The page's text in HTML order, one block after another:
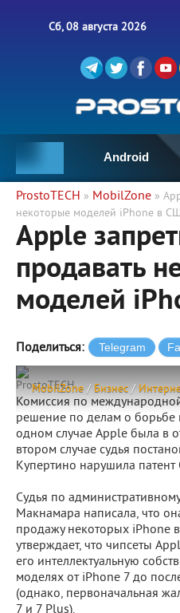
Сб, 08 августа 2026
Android
ProstoTECH » MobilZone »
некоторые моделей iPhone в
Apple
продавать
моделей
Поделиться:
MobilZone / Бизнес /
ProstoTECH
Комиссия по
решение по делам о
одном случае Apple была в
втором случае судья
Купертино нарушила
Судья по
Макнамара написала, что
продажу некоторых iPhone
утверждает, что чипсеты
его интеллектуальную
моделях от iPhone 7 до
(однако, первоначальная
7 и 7 Plus).